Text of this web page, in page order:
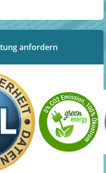
anfordern